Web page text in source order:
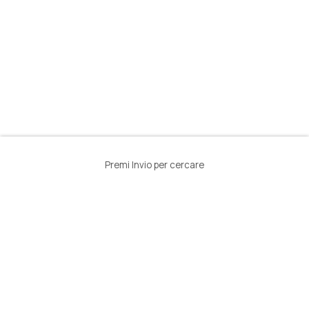
Premi Invio per cercare